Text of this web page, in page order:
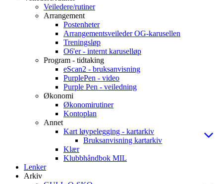
Veiledere/rutiner
Arrangement
Postenheter
Arrangementsveileder OG-karusellen
Treningsløp
O6'er - internt karuselløp
Program - tidtaking
eScan2 - bruksanvisning
PurplePen - video
Purple Pen - veiledning
Økonomi
Økonomirutiner
Kontoplan
Annet
Kart løypelegging - kartarkiv
Bruksanvisning kartarkiv
Klær
Klubbhåndbok MIL
Lenker
Arkiv